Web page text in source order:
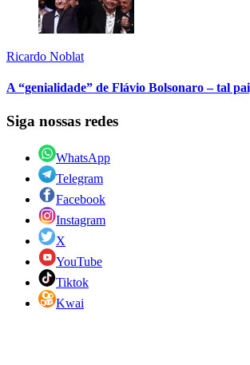
Ricardo Noblat
A “genialidade” de Flávio Bolsonaro – tal
Siga nossas redes
WhatsApp
Telegram
Facebook
Instagram
X
YouTube
Tiktok
Kwai